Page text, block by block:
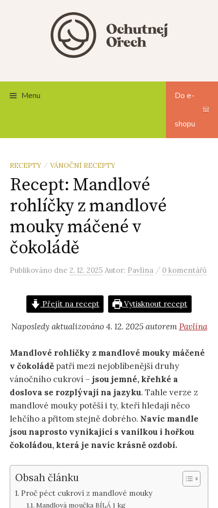
Menu Do e-
shopu
RECEPTY / VÁNOČNÍ RECEPTY
Recept: Mandlové
rohlíčky z mandlové
mouky máčené v
čokoládě
Publikováno dne 2. 12. 2025 Autor: Pavlína / 0 komentářů
Přejít na recept Vytisknout recept
Naposledy aktualizováno 4. 12. 2025 autoremPavlína
Mandlové rohlíčky z mandlové mouky máčené
v čokoládě patří mezi nejoblíbenější druhy
vánočního cukroví – jsou jemné, křehké a
doslova se rozplývají na jazyku. Tahle verze z
mandlové mouky potěší i ty, kteří hledají něco
lehčího a přitom stejně dobrého. Navíc mandle
jsou naprosto vynikající s vanilkou i hořkou
čokoládou, která je navíc krásně ozdobí.
Obsah článku
Proč péct cukroví z mandlové mouky
Mandlová moučka BÍLÁ 1 kg